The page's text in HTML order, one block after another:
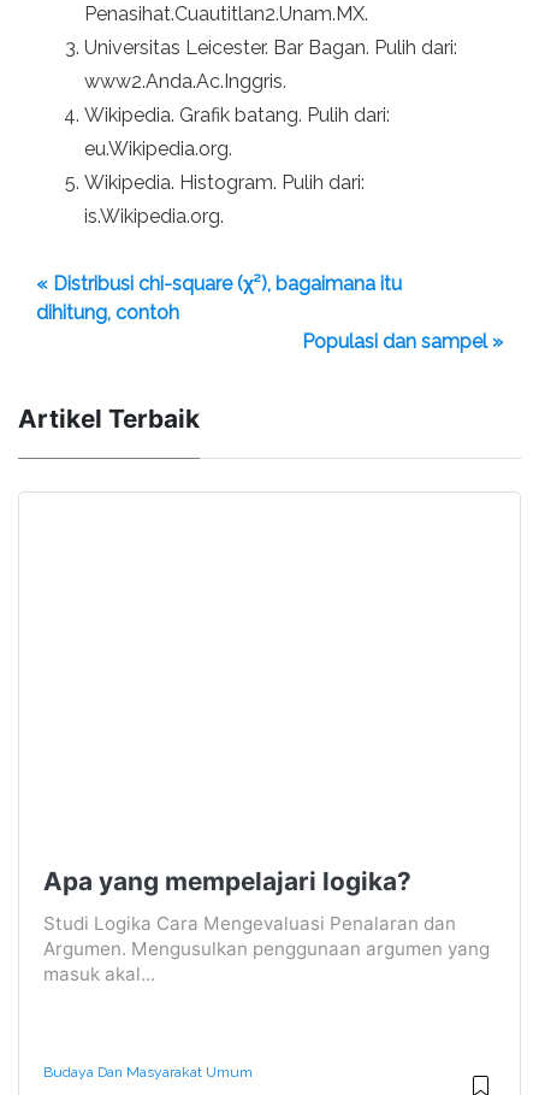
Penasihat.Cuautitlan2.Unam.MX.
Universitas Leicester. Bar Bagan. Pulih dari:
www2.Anda.Ac.Inggris.
Wikipedia. Grafik batang. Pulih dari:
eu.Wikipedia.org.
Wikipedia. Histogram. Pulih dari:
is.Wikipedia.org.
« Distribusi chi-square (χ²), bagaimana itu
dihitung, contoh
Populasi dan sampel »
Artikel Terbaik
Apa yang mempelajari logika?
Studi Logika Cara Mengevaluasi Penalaran dan
Argumen. Mengusulkan penggunaan argumen yang
masuk akal...
Budaya Dan Masyarakat Umum